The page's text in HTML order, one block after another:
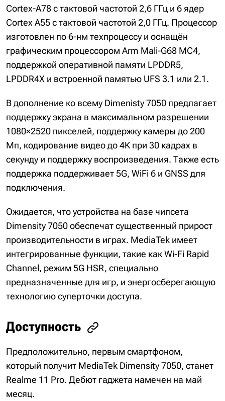
Cortex-A78 с тактовой частотой 2,6 ГГц и 6 ядер
Cortex A55 с тактовой частотой 2,0 ГГц. Процессор
изготовлен по 6-нм техпроцессу и оснащён
графическим процессором Arm Mali-G68 MC4,
поддержкой оперативной памяти LPDDR5,
LPDDR4X и встроенной памятью UFS 3.1 или 2.1.
В дополнение ко всему Dimenisty 7050 предлагает
поддержку экрана в максимальном разрешении
1080×2520 пикселей, поддержку камеры до 200
Мп, кодирование видео до 4K при 30 кадрах в
секунду и поддержку воспроизведения. Также есть
поддержка поддерживает 5G, WiFi 6 и GNSS для
подключения.
Ожидается, что устройства на базе чипсета
Dimensity 7050 обеспечат существенный прирост
производительности в играх. MediaTek имеет
интегрированные функции, такие как Wi-Fi Rapid
Channel, режим 5G HSR, специально
предназначенные для игр, и энергосберегающую
технологию суперточки доступа.
Доступность
Предположительно, первым смартфоном,
который получит MediaTek Dimensity 7050, станет
Realme 11 Pro. Дебют гаджета намечен на май
месяц.